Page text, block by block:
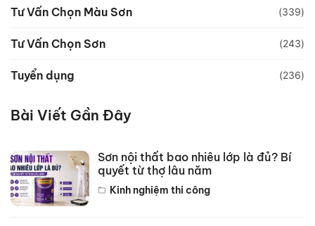
Tư Vấn Chọn Màu Sơn (339)
Tư Vấn Chọn Sơn (243)
Tuyển dụng (236)
Bài Viết Gần Đây
Sơn nội thất bao nhiêu lớp là đủ? Bí
quyết từ thợ lâu năm
Kinh nghiệm thi công